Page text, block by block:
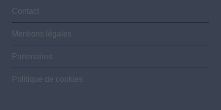
Contact
Mentions légales
Partenaires
Politique de cookies